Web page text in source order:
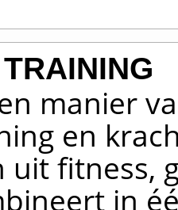
manier
en
uit fitness,
in